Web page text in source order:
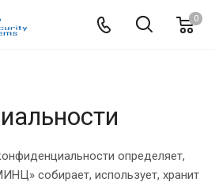
0
определяет,
собирает, использует, хранит